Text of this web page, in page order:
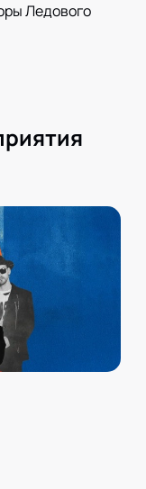
Ледового